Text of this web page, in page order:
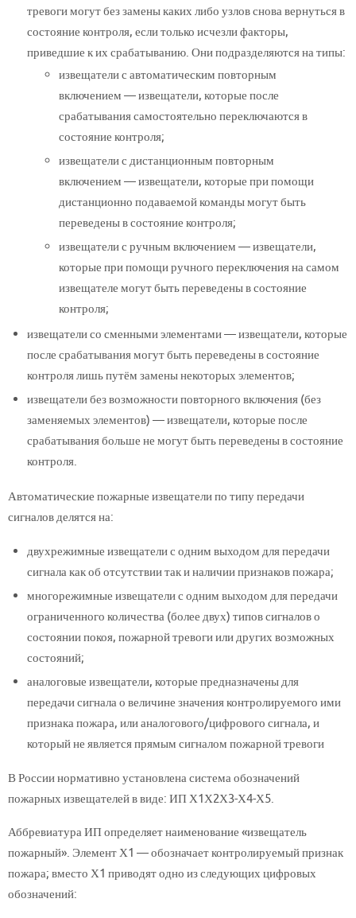
тревоги могут без замены каких либо узлов снова вернуться в
состояние контроля, если только исчезли факторы,
приведшие к их срабатыванию. Они подразделяются на типы:
извещатели с автоматическим повторным
включением — извещатели, которые после
срабатывания самостоятельно переключаются в
состояние контроля;
извещатели с дистанционным повторным
включением — извещатели, которые при помощи
дистанционно подаваемой команды могут быть
переведены в состояние контроля;
извещатели с ручным включением — извещатели,
которые при помощи ручного переключения на самом
извещателе могут быть переведены в состояние
контроля;
извещатели со сменными элементами — извещатели, которые
после срабатывания могут быть переведены в состояние
контроля лишь путём замены некоторых элементов;
извещатели без возможности повторного включения (без
заменяемых элементов) — извещатели, которые после
срабатывания больше не могут быть переведены в состояние
контроля.
Автоматические пожарные извещатели по типу передачи
сигналов делятся на:
двухрежимные извещатели с одним выходом для передачи
сигнала как об отсутствии так и наличии признаков пожара;
многорежимные извещатели с одним выходом для передачи
ограниченного количества (более двух) типов сигналов о
состоянии покоя, пожарной тревоги или других возможных
состояний;
аналоговые извещатели, которые предназначены для
передачи сигнала о величине значения контролируемого ими
признака пожара, или аналогового/цифрового сигнала, и
который не является прямым сигналом пожарной тревоги
В России нормативно установлена система обозначений
пожарных извещателей в виде: ИП Х1Х2Х3-Х4-Х5.
Аббревиатура ИП определяет наименование «извещатель
пожарный». Элемент Х1 — обозначает контролируемый признак
пожара; вместо Х1 приводят одно из следующих цифровых
обозначений: